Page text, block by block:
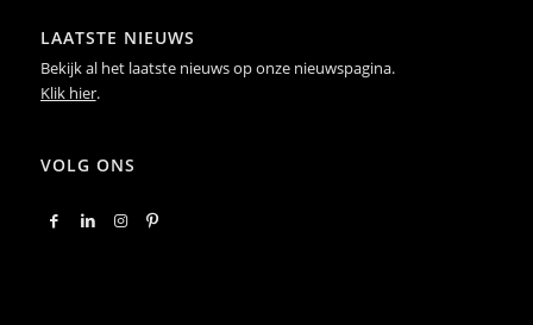
LAATSTE NIEUWS
Bekijk al het laatste nieuws op onze nieuwspagina.
Klik hier.
VOLG ONS